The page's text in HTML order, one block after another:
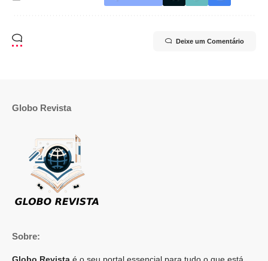
Deixe um Comentário
Globo Revista
Sobre:
Globo Revista é o seu portal essencial para tudo o que está